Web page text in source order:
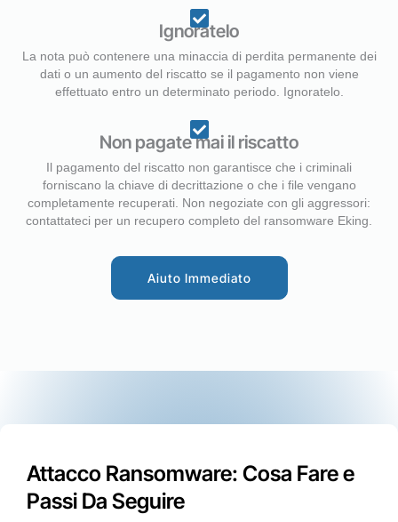
Ignoratelo
La nota può contenere una minaccia di perdita permanente dei
dati o un aumento del riscatto se il pagamento non viene
effettuato entro un determinato periodo. Ignoratelo.
Non pagate mai il riscatto
Il pagamento del riscatto non garantisce che i criminali
forniscano la chiave di decrittazione o che i file vengano
completamente recuperati. Non negoziate con gli aggressori:
contattateci per un recupero completo del ransomware Eking.
Aiuto Immediato
Attacco Ransomware: Cosa Fare e
Passi Da Seguire